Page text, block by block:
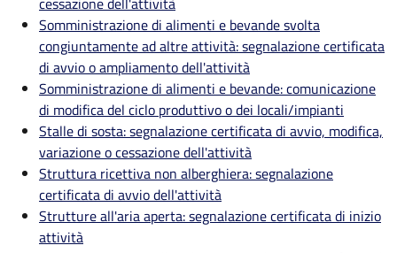
Somministrazione di alimenti e bevande svolta
congiuntamente ad altre attività: segnalazione certificata
di avvio o ampliamento dell'attività
Somministrazione di alimenti e bevande: comunicazione
di modifica del ciclo produttivo o dei locali/impianti
Stalle di sosta: segnalazione certificata di avvio, modifica,
variazione o cessazione dell'attività
Struttura ricettiva non alberghiera: segnalazione
certificata di avvio dell'attività
Strutture all'aria aperta: segnalazione certificata di inizio
attività